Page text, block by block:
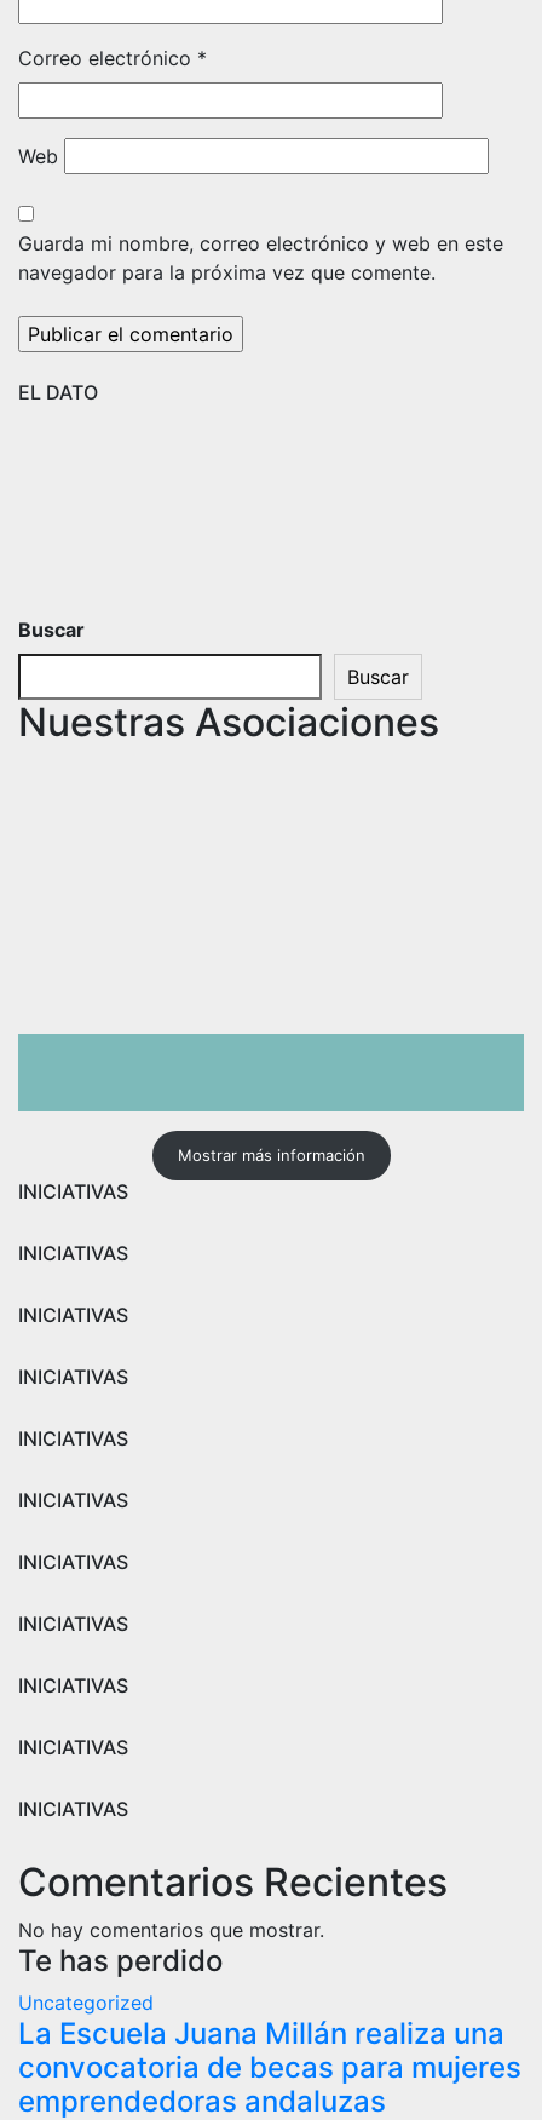
Correo electrónico *
Web
Guarda mi nombre, correo electrónico y web en este
navegador para la próxima vez que comente.
EL DATO
Buscar
Buscar
Nuestras Asociaciones
Mostrar más información
INICIATIVAS
INICIATIVAS
INICIATIVAS
INICIATIVAS
INICIATIVAS
INICIATIVAS
INICIATIVAS
INICIATIVAS
INICIATIVAS
INICIATIVAS
INICIATIVAS
Comentarios Recientes
No hay comentarios que mostrar.
Te has perdido
Uncategorized
La Escuela Juana Millán realiza una
convocatoria de becas para mujeres
emprendedoras andaluzas